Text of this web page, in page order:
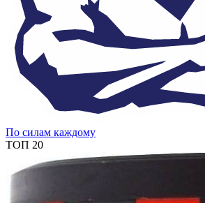
По силам каждому
ТОП 20